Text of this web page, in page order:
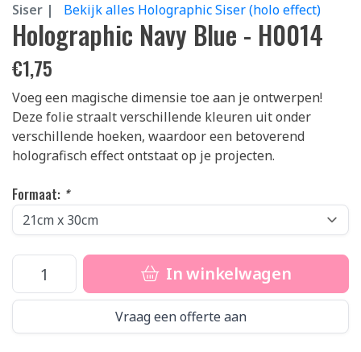
Siser | Bekijk alles Holographic Siser (holo effect)
Holographic Navy Blue - H0014
€1,75
Voeg een magische dimensie toe aan je ontwerpen!
Deze folie straalt verschillende kleuren uit onder
verschillende hoeken, waardoor een betoverend
holografisch effect ontstaat op je projecten.
Formaat: *
In winkelwagen
Vraag een offerte aan